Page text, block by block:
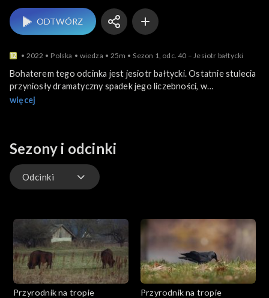
ODTWÓRZ
2022 Polska wiedza 25m Sezon 1, odc. 40 – Jesiotr bałtycki
Bohaterem tego odcinka jest jesiotr bałtycki. Ostatnie stulecia
przyniosły dramatyczny spadek jego liczebności, w
konsekwencji w drugiej połowie XX wieku uznano go za
szczęście od 1996 roku podejmuje się skuteczne próby
restytucji jesiotra bałtyckiego.
więcej
Sezony i odcinki
Odcinki
Przyrodnik na tropie
Przyrodnik na tropie